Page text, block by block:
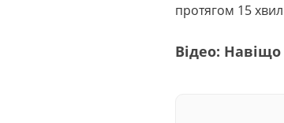
протягом 15
Відео: